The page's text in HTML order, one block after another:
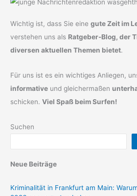
Wichtig ist, dass Sie einegute Zeit im
verstehen uns als Ratgeber-Blog, der
diversen aktuellen Themen bietet.
Für uns ist es ein wichtiges Anliegen,
informative und gleichermaßen
schicken.Viel Spaß beim Surfen!
Suchen
Neue Beiträge
Kriminalität in Frankfurt am Main: